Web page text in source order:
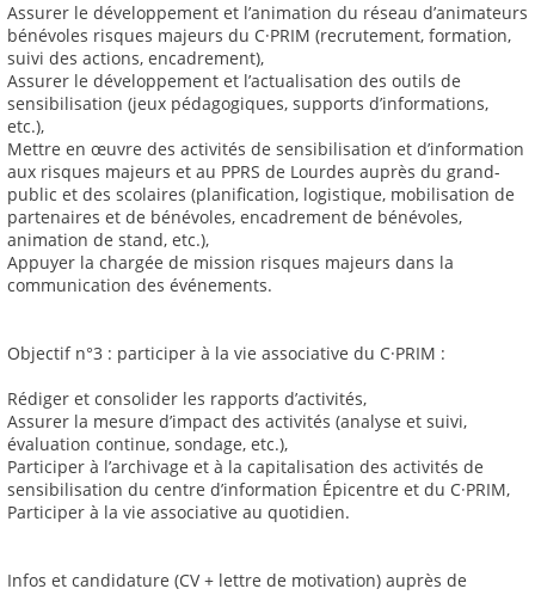
Assurer le développement et l’animation du réseau d’animateurs
bénévoles risques majeurs du C·PRIM (recrutement, formation,
suivi des actions, encadrement),
Assurer le développement et l’actualisation des outils de
sensibilisation (jeux pédagogiques, supports d’informations,
etc.),
Mettre en œuvre des activités de sensibilisation et d’information
aux risques majeurs et au PPRS de Lourdes auprès du grand-
public et des scolaires (planification, logistique, mobilisation de
partenaires et de bénévoles, encadrement de bénévoles,
animation de stand, etc.),
Appuyer la chargée de mission risques majeurs dans la
communication des événements.
Objectif n°3 : participer à la vie associative du C·PRIM :
Rédiger et consolider les rapports d’activités,
Assurer la mesure d’impact des activités (analyse et suivi,
évaluation continue, sondage, etc.),
Participer à l’archivage et à la capitalisation des activités de
sensibilisation du centre d’information Épicentre et du C·PRIM,
Participer à la vie associative au quotidien.
Infos et candidature (CV + lettre de motivation) auprès de